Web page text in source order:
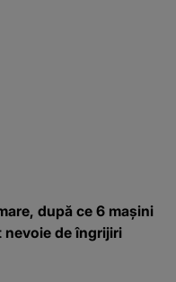
după ce 6 mașini
nevoie de îngrijiri